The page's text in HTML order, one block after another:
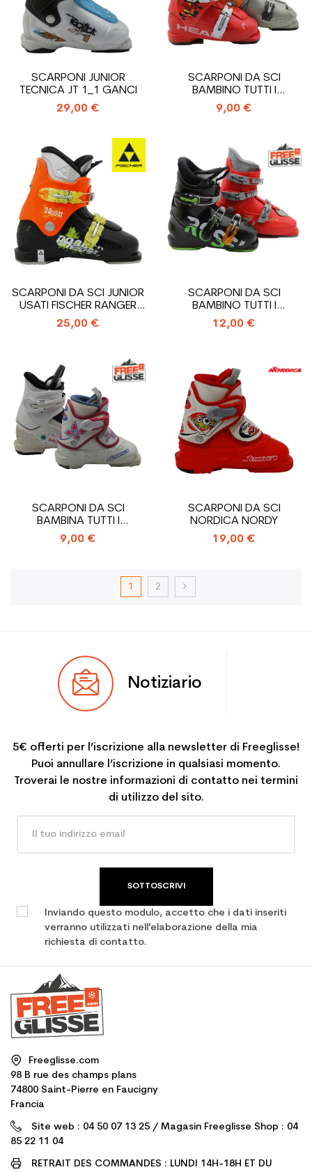
SCARPONI JUNIOR
TECNICA JT 1_1 GANCI
29,00 €
SCARPONI DA SCI
BAMBINO TUTTI I
MODELLI_2 GANCI
9,00 €
SCARPONI DA SCI JUNIOR
USATI FISCHER RANGER
20_2 GANCI
25,00 €
SCARPONI DA SCI
BAMBINO TUTTI I
MODELLI_3 GANCI
12,00 €
SCARPONI DA SCI
BAMBINA TUTTI I
MODELLI_1 GANCIO
9,00 €
SCARPONI DA SCI
NORDICA NORDY
19,00 €
1 2
Notiziario
5€ offerti per l’iscrizione alla newsletter di Freeglisse!
Puoi annullare l’iscrizione in qualsiasi momento.
Troverai le nostre informazioni di contatto nei termini
di utilizzo del sito.
SOTTOSCRIVI
Inviando questo modulo, accetto che i dati inseriti
verranno utilizzati nell'elaborazione della mia
richiesta di contatto.
Freeglisse.com
98 B rue des champs plans
74800 Saint-Pierre en Faucigny
Francia
Site web : 04 50 07 13 25 / Magasin Freeglisse Shop : 04
85 22 11 04
RETRAIT DES COMMANDES : LUNDI 14H-18H ET DU